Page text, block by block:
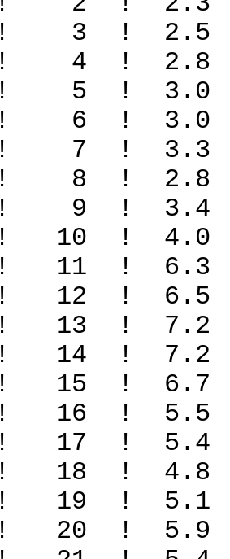
! 3 ! 2.5
! 4 ! 2.8
! 5 ! 3.0
! 6 ! 3.0
! 7 ! 3.3
! 8 ! 2.8
! 9 ! 3.4
! 10 ! 4.0
! 11 ! 6.3
! 12 ! 6.5
! 13 ! 7.2
! 14 ! 7.2
! 15 ! 6.7
! 16 ! 5.5
! 17 ! 5.4
! 18 ! 4.8
! 19 ! 5.1
! 20 ! 5.9